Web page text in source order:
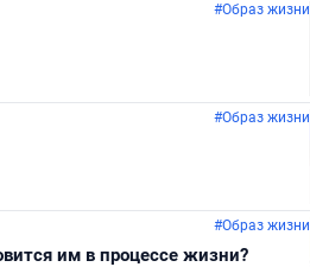
#Образ жизни
#Образ жизни
#Образ жизни
им в процессе жизни?